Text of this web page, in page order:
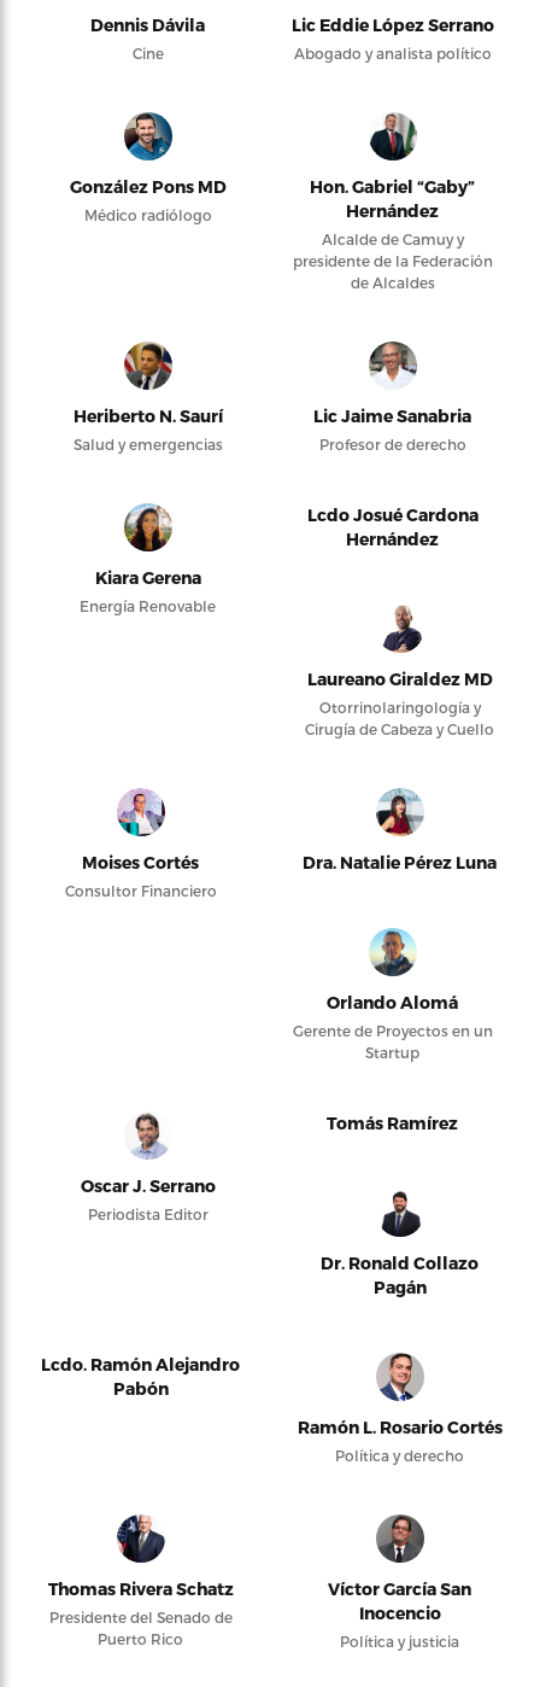
Dennis Dávila
Cine
Lic Eddie López Serrano
Abogado y analista político
González Pons MD
Médico radiólogo
Hon. Gabriel “Gaby”
Hernández
Alcalde de Camuy y
presidente de la Federación
de Alcaldes
Heriberto N. Saurí
Salud y emergencias
Lic Jaime Sanabria
Profesor de derecho
Kiara Gerena
Energía Renovable
Lcdo Josué Cardona
Hernández
Laureano Giraldez MD
Otorrinolaringología y
Cirugía de Cabeza y Cuello
Moises Cortés
Consultor Financiero
Dra. Natalie Pérez Luna
Orlando Alomá
Gerente de Proyectos en un
Startup
Oscar J. Serrano
Periodista Editor
Tomás Ramírez
Dr. Ronald Collazo
Pagán
Lcdo. Ramón Alejandro
Pabón
Ramón L. Rosario Cortés
Política y derecho
Thomas Rivera Schatz
Presidente del Senado de
Puerto Rico
Víctor García San
Inocencio
Política y justicia